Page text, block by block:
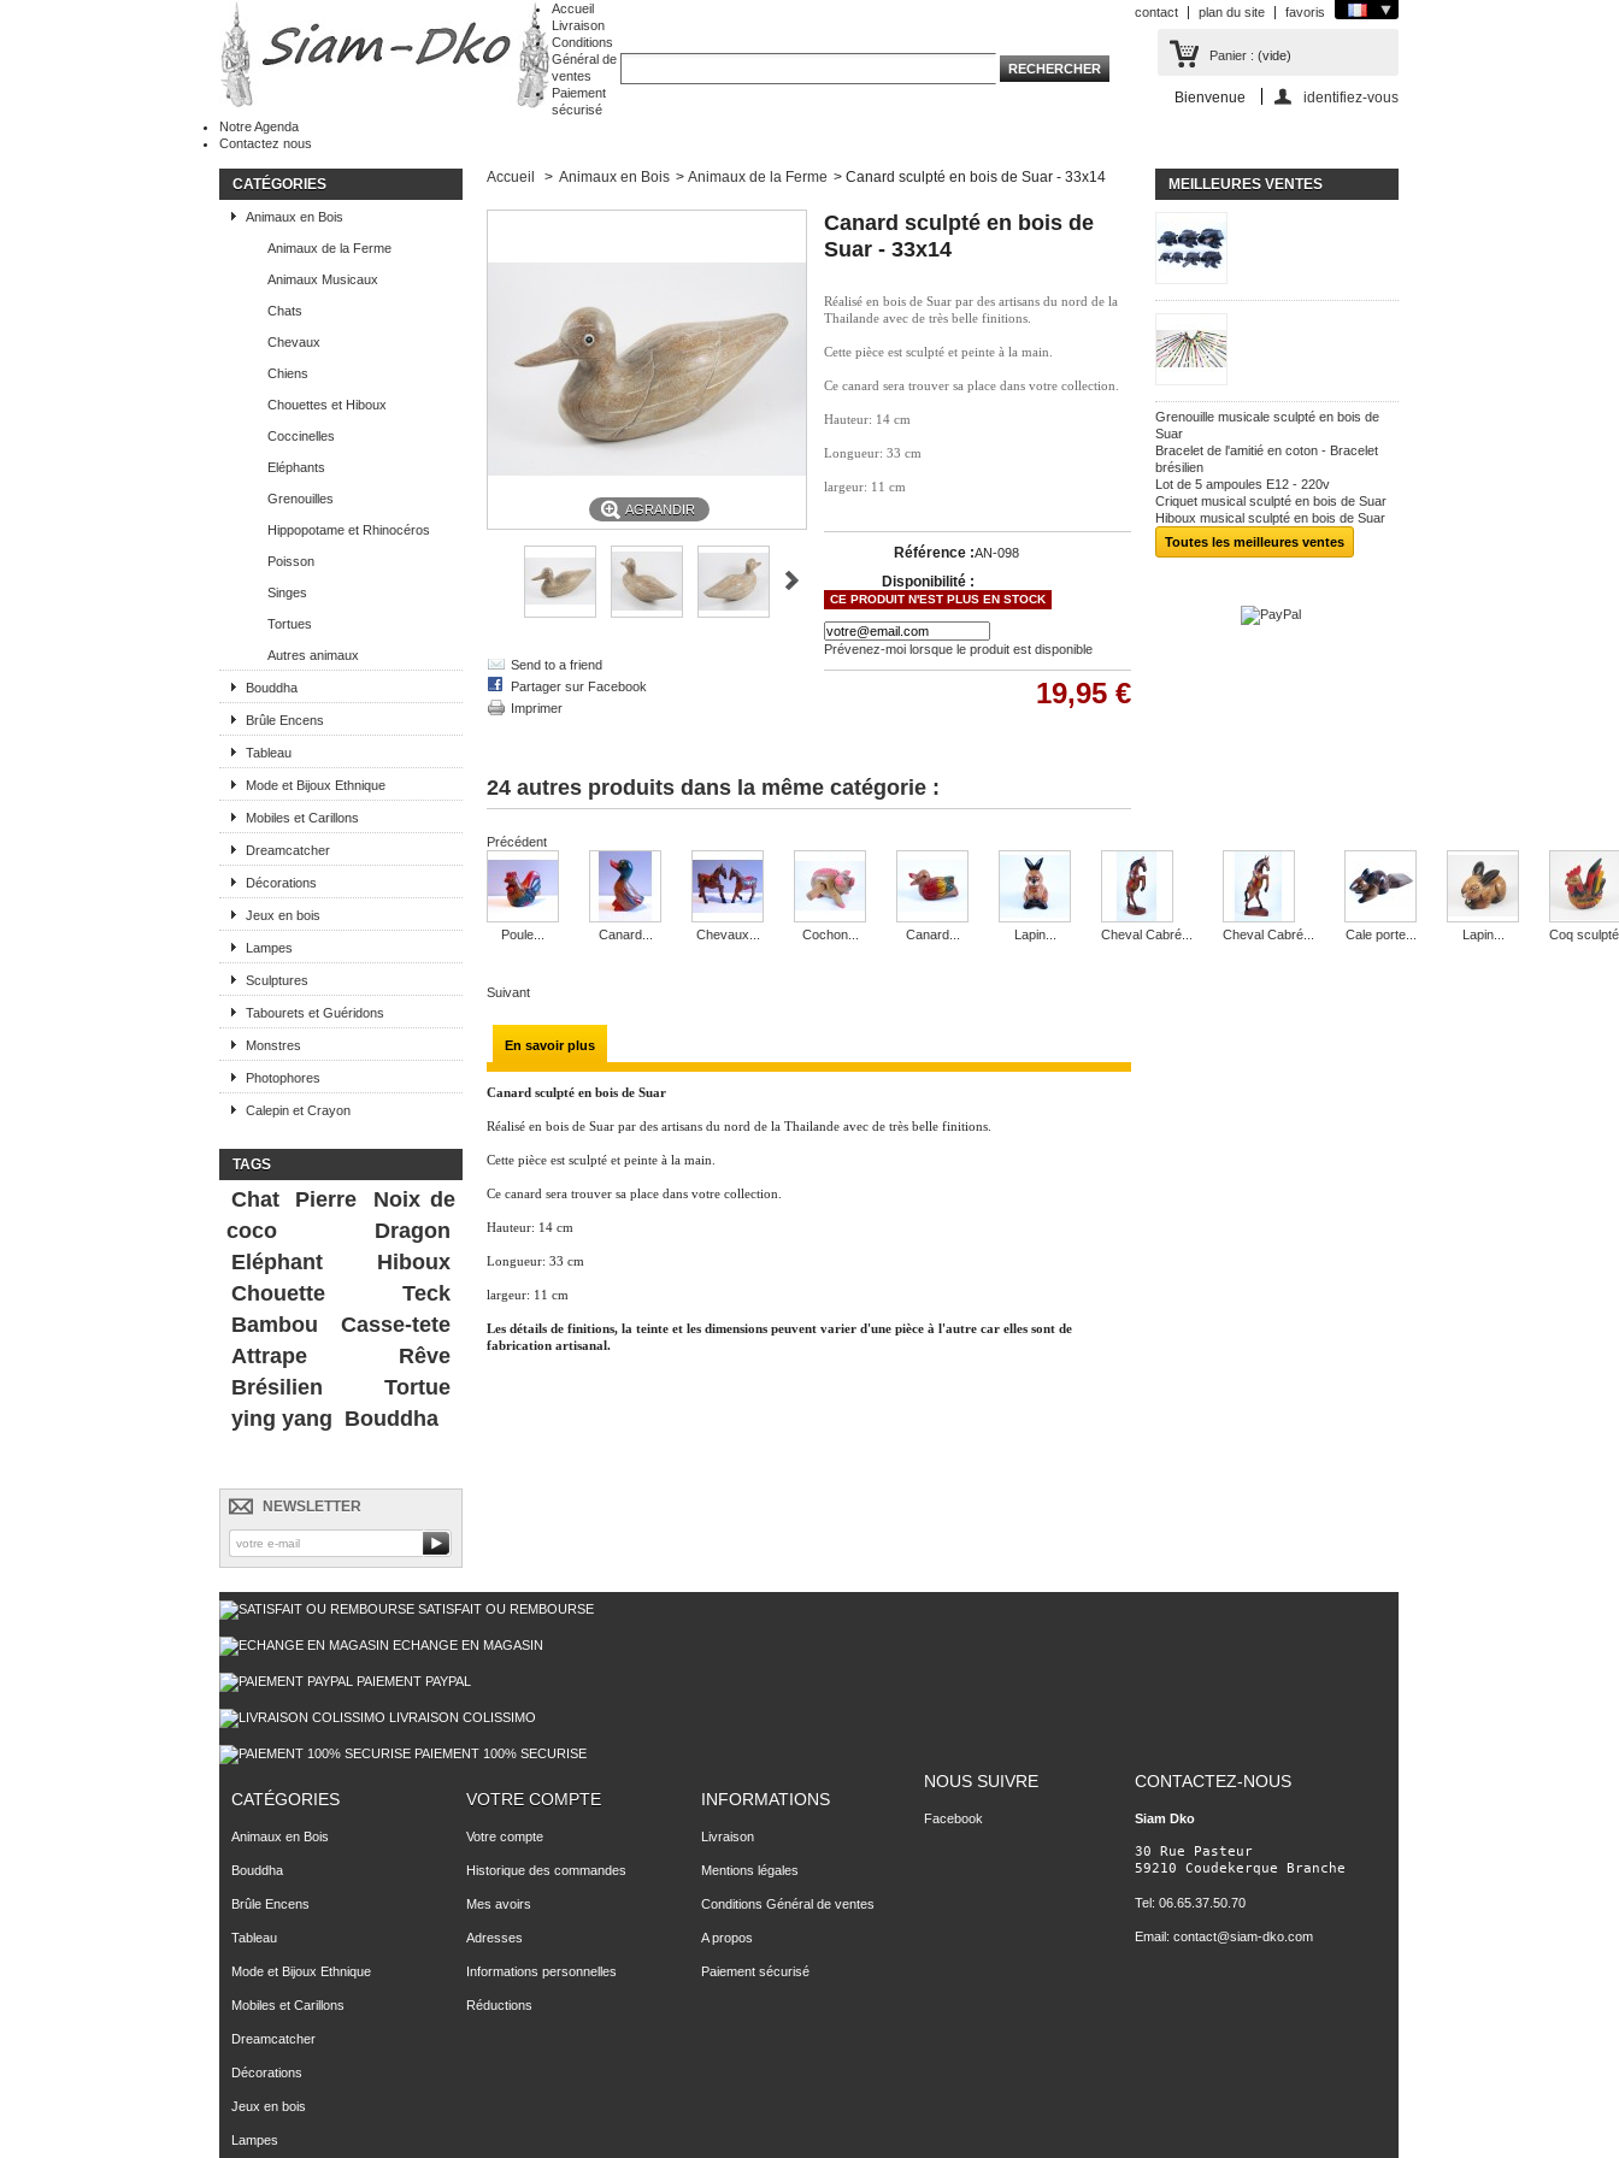
contact plan du site favoris
Panier : (vide)
Bienvenue identifiez-vous
Accueil
Livraison
Conditions
Général de
ventes
Paiement
sécurisé
Notre Agenda
Contactez nous
CATÉGORIES
Animaux en Bois
Animaux de la Ferme
Animaux Musicaux
Chats
Chevaux
Chiens
Chouettes et Hiboux
Coccinelles
Eléphants
Grenouilles
Hippopotame et Rhinocéros
Poisson
Singes
Tortues
Autres animaux
Bouddha
Brûle Encens
Tableau
Mode et Bijoux Ethnique
Mobiles et Carillons
Dreamcatcher
Décorations
Jeux en bois
Lampes
Sculptures
Tabourets et Guéridons
Monstres
Photophores
Calepin et Crayon
TAGS
Chat Pierre
Noix de
coco
Dragon
Eléphant
Hiboux
Chouette
Teck
Bambou
Casse-tete
Attrape Rêve
Brésilien
Tortue
ying yang Bouddha
NEWSLETTER
Accueil > Animaux en Bois > Animaux de la Ferme > Canard sculpté en bois de Suar - 33x14
AGRANDIR
Send to a friend
Partager sur Facebook
Imprimer
Canard sculpté en bois de
Suar - 33x14
Réalisé en bois de Suar par des artisans du nord de la
Thailande avec de très belle finitions.
Cette pièce est sculpté et peinte à la main.
Ce canard sera trouver sa place dans votre collection.
Hauteur: 14 cm
Longueur: 33 cm
largeur: 11 cm
Référence :AN-098
Disponibilité :
CE PRODUIT N'EST PLUS EN STOCK
Prévenez-moi lorsque le produit est disponible
19,95 €
24 autres produits dans la même catégorie :
Précédent
Poule... Canard... Chevaux... Cochon... Canard... Lapin... Cheval Cabré... Cheval Cabré... Cale porte... Lapin... Coq
Suivant
En savoir plus
Canard sculpté en bois de Suar
Réalisé en bois de Suar par des artisans du nord de la Thailande avec de très belle finitions.
Cette pièce est sculpté et peinte à la main.
Ce canard sera trouver sa place dans votre collection.
Hauteur: 14 cm
Longueur: 33 cm
largeur: 11 cm
Les détails de finitions, la teinte et les dimensions peuvent varier d'une pièce à l'autre car elles sont de
fabrication artisanal.
MEILLEURES VENTES
Grenouille musicale sculpté en bois de
Suar
Bracelet de l'amitié en coton - Bracelet
brésilien
Lot de 5 ampoules E12 - 220v
Criquet musical sculpté en bois de Suar
Hiboux musical sculpté en bois de Suar
Toutes les meilleures ventes
SATISFAIT OU REMBOURSE
ECHANGE EN MAGASIN
PAIEMENT PAYPAL
LIVRAISON COLISSIMO
PAIEMENT 100% SECURISE
CATÉGORIES
Animaux en Bois
Bouddha
Brûle Encens
Tableau
Mode et Bijoux Ethnique
Mobiles et Carillons
Dreamcatcher
Décorations
Jeux en bois
Lampes
VOTRE COMPTE
Votre compte
Historique des commandes
Mes avoirs
Adresses
Informations personnelles
Réductions
INFORMATIONS
Livraison
Mentions légales
Conditions Général de ventes
A propos
Paiement sécurisé
NOUS SUIVRE
Facebook
CONTACTEZ-NOUS
Siam Dko
30 Rue Pasteur
59210 Coudekerque Branche
Tel: 06.65.37.50.70
Email: contact@siam-dko.com